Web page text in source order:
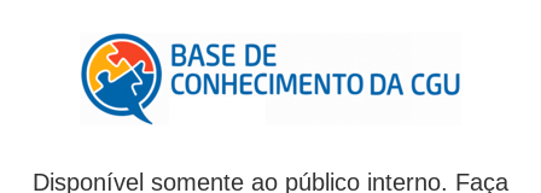
Disponível somente ao público interno. Faça